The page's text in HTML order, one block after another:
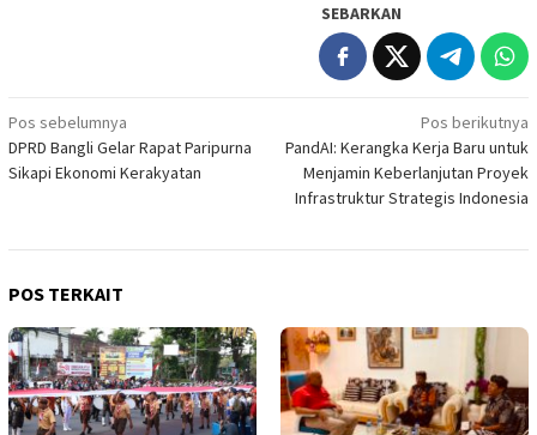
SEBARKAN
Navigasi
pos
Pos sebelumnya
DPRD Bangli Gelar Rapat Paripurna
Sikapi Ekonomi Kerakyatan
Pos berikutnya
PandAI: Kerangka Kerja Baru untuk
Menjamin Keberlanjutan Proyek
Infrastruktur Strategis Indonesia
POS TERKAIT